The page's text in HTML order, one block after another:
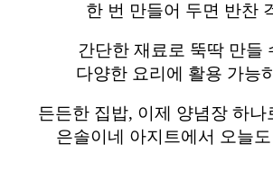
한 번 만들어 두면 반찬
간단한 재료로 뚝딱 만들
다양한 요리에 활용 가능
든든한 집밥, 이제 양념장 하나
은솔이네 아지트에서 오늘